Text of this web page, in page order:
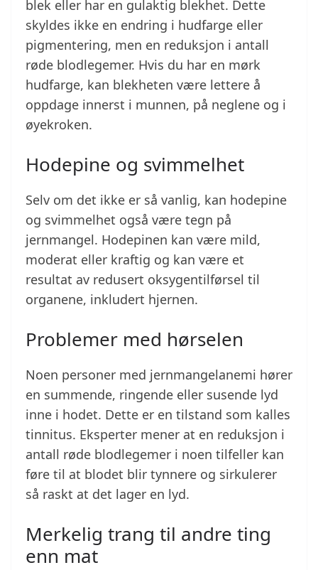
blek eller har en gulaktig blekhet. Dette
skyldes ikke en endring i hudfarge eller
pigmentering, men en reduksjon i antall
røde blodlegemer. Hvis du har en mørk
hudfarge, kan blekheten være lettere å
oppdage innerst i munnen, på neglene og i
øyekroken.
Hodepine og svimmelhet
Selv om det ikke er så vanlig, kan hodepine
og svimmelhet også være tegn på
jernmangel. Hodepinen kan være mild,
moderat eller kraftig og kan være et
resultat av redusert oksygentilførsel til
organene, inkludert hjernen.
Problemer med hørselen
Noen personer med jernmangelanemi hører
en summende, ringende eller susende lyd
inne i hodet. Dette er en tilstand som kalles
tinnitus. Eksperter mener at en reduksjon i
antall røde blodlegemer i noen tilfeller kan
føre til at blodet blir tynnere og sirkulerer
så raskt at det lager en lyd.
Merkelig trang til andre ting
enn mat